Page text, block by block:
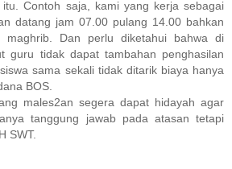
Contoh saja, kami yang kerja sebagai
datang jam 07.00 pulang 14.00 bahkan
maghrib. Dan perlu diketahui bahwa di
guru tidak dapat tambahan penghasilan
sama sekali tidak ditarik biaya hanya
BOS.
males2an segera dapat hidayah agar
tanggung jawab pada atasan tetapi
SWT.